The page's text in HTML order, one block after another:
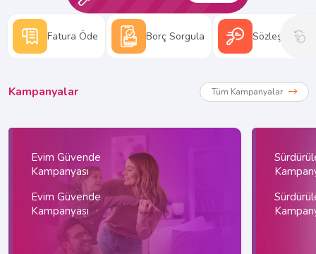
Fatura Öde Borç Sorgula Sözleşme
Kampanyalar Tüm Kampanyalar
Evim Güvende
Kampanyası
Evim Güvende
Kampanyası